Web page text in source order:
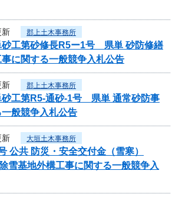
新 郡上土木事務所
砂工第砂修長R5ー1号 県単 砂防修繕
事に関する一般競争入札公告
新 郡上土木事務所
砂工第R5-通砂-1号 県単 通常砂防事
般競争入札公告
新 大垣土木事務所
公共 防災・安全交付金（雪寒）
雪基地外構工事に関する一般競争入